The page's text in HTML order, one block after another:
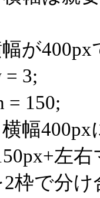
が
= 3;
= 150;
幅
左
枠で分